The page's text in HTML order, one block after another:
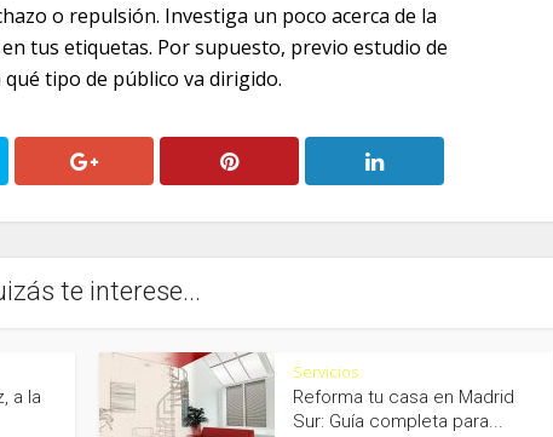
o repulsión. Investiga un poco acerca de la
tus etiquetas. Por supuesto, previo estudio de
tipo de público va dirigido.
te interese...
a la
Servicios
Reforma tu casa en Madrid
Sur: Guía completa para...